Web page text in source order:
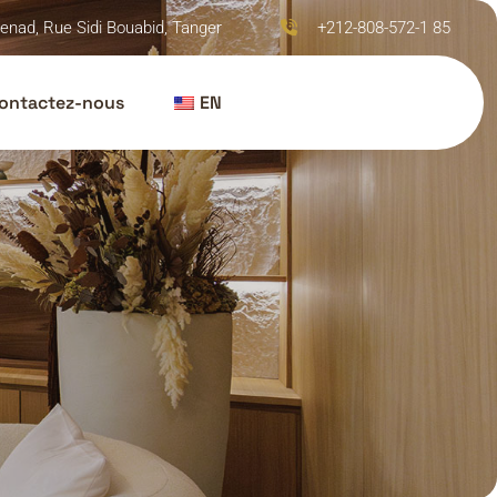
Rue Sidi Bouabid, Tanger +212-808-572-1 85
nous EN